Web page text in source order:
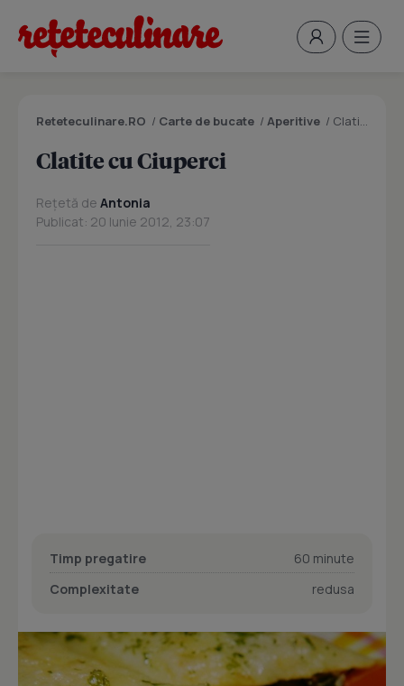
Reteteculinare.RO / Carte de bucate / Aperitive / Clatite cu Ciuperci
Clatite cu Ciuperci
Rețetă de Antonia
Publicat: 20 Iunie 2012, 23:07
Timp pregatire
60 minute
Complexitate
redusa